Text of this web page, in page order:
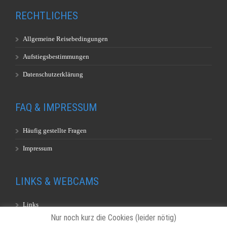
RECHTLICHES
Allgemeine Reisebedingungen
Aufstiegsbestimmungen
Datenschutzerklärung
FAQ & IMPRESSUM
Häufig gestellte Fragen
Impressum
LINKS & WEBCAMS
Links
Nur noch kurz die Cookies (leider nötig)